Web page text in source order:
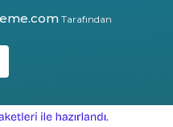
Tarafından
e-